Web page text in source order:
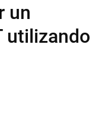
un
utilizando